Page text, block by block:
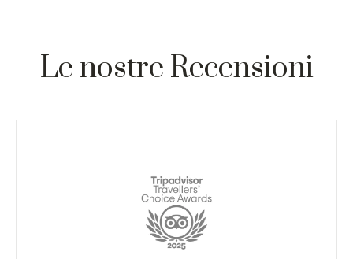
Le nostre Recensioni